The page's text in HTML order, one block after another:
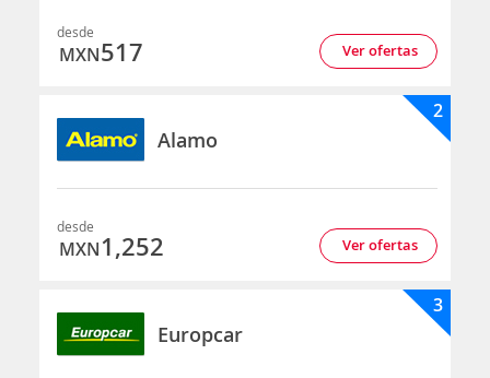
desde
MXN517 Ver ofertas
Alamo
2
desde
MXN1,252 Ver ofertas
Europcar
3